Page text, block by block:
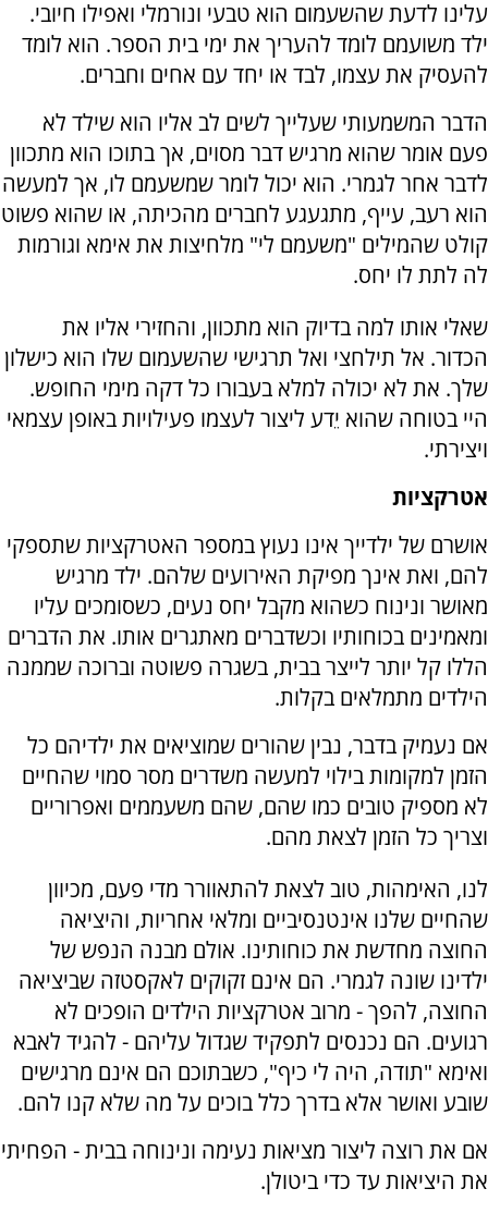
עלינו לדעת שהשעמום הוא טבעי ונורמלי ואפילו חיובי.
ילד משועמם לומד להעריך את ימי בית הספר. הוא לומד
להעסיק את עצמו, לבד או יחד עם אחים וחברים.
הדבר המשמעותי שעלייך לשים לב אליו הוא שילד לא
פעם אומר שהוא מרגיש דבר מסוים, אך בתוכו הוא מתכוון
לדבר אחר לגמרי. הוא יכול לומר שמשעמם לו, אך למעשה
הוא רעב, עייף, מתגעגע לחברים מהכיתה, או שהוא פשוט
קולט שהמילים "משעמם לי" מלחיצות את אימא וגורמות
לה לתת לו יחס.
שאלי אותו למה בדיוק הוא מתכוון, והחזירי אליו את
הכדור. אל תילחצי ואל תרגישי שהשעמום שלו הוא כישלון
שלך. את לא יכולה למלא בעבורו כל דקה מימי החופש.
היי בטוחה שהוא יֵדע ליצור לעצמו פעילויות באופן עצמאי
ויצירתי.
אטרקציות
אושרם של ילדייך אינו נעוץ במספר האטרקציות שתספקי
להם, ואת אינך מפיקת האירועים שלהם. ילד מרגיש
מאושר ונינוח כשהוא מקבל יחס נעים, כשסומכים עליו
ומאמינים בכוחותיו וכשדברים מאתגרים אותו. את הדברים
הללו קל יותר לייצר בבית, בשגרה פשוטה וברוכה שממנה
הילדים מתמלאים בקלות.
אם נעמיק בדבר, נבין שהורים שמוציאים את ילדיהם כל
הזמן למקומות בילוי למעשה משדרים מסר סמוי שהחיים
לא מספיק טובים כמו שהם, שהם משעממים ואפרוריים
וצריך כל הזמן לצאת מהם.
לנו, האימהות, טוב לצאת להתאוורר מדי פעם, מכיוון
שהחיים שלנו אינטנסיביים ומלאי אחריות, והיציאה
החוצה מחדשת את כוחותינו. אולם מבנה הנפש של
ילדינו שונה לגמרי. הם אינם זקוקים לאקסטזה שביציאה
החוצה, להפך - מרוב אטרקציות הילדים הופכים לא
רגועים. הם נכנסים לתפקיד שגדול עליהם - להגיד לאבא
ואימא "תודה, היה לי כיף", כשבתוכם הם אינם מרגישים
שובע ואושר אלא בדרך כלל בוכים על מה שלא קנו להם.
אם את רוצה ליצור מציאות נעימה ונינוחה בבית - הפחיתי
את היציאות עד כדי ביטולן.